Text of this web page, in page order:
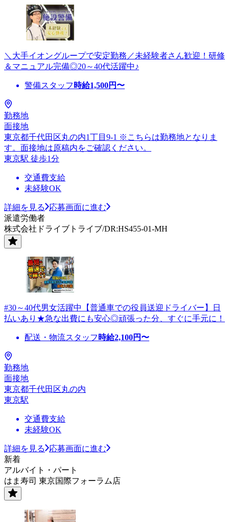
＼大手イオングループで安定勤務／未経験者さん歓迎！研修
＆マニュアル完備◎20～40代活躍中♪
警備スタッフ 時給1,500円〜
勤務地
面接地
東京都千代田区丸の内1丁目9-1 ※こちらは勤務地となりま
す。面接地は原稿内をご確認ください。
東京駅 徒歩1分
交通費支給
未経験OK
詳細を見る
応募画面に進む
派遣労働者
株式会社ドライブトライブ/DR:HS455-01-MH
#30～40代男女活躍中【普通車での役員送迎ドライバー】日
払いあり★急な出費にも安心◎頑張った分、すぐに手元に！
配送・物流スタッフ 時給2,100円〜
勤務地
面接地
東京都千代田区丸の内
東京駅
交通費支給
未経験OK
詳細を見る
応募画面に進む
新着
アルバイト・パート
はま寿司 東京国際フォーラム店